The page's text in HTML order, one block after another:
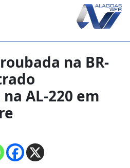
na BR-
AL-220 em